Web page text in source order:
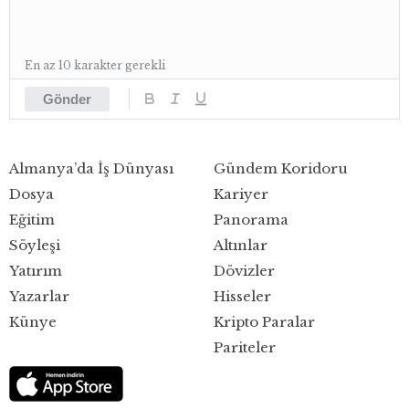
Gönder
En az 10 karakter gerekli
Almanya’da İş Dünyası
Dosya
Eğitim
Gündem Koridoru
Kariyer
Panorama
Söyleşi
Yatırım
Yazarlar
Künye
Altınlar
Dövizler
Hisseler
Kripto Paralar
Pariteler